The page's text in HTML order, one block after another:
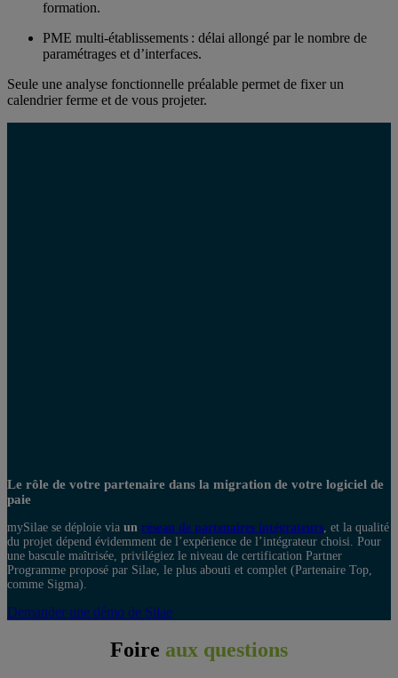
formation.
PME multi-établissements : délai allongé par le nombre de
paramétrages et d’interfaces.
Seule une analyse fonctionnelle préalable permet de fixer un
calendrier ferme et de vous projeter.
Le rôle de votre partenaire dans la migration de votre logiciel de
paie
mySilae se déploie via un réseau de partenaires intégrateurs , et la qualité
du projet dépend évidemment de l’expérience de l’intégrateur choisi. Pour
une bascule maîtrisée, privilégiez le niveau de certification Partner
Programme proposé par Silae, le plus abouti et complet (Partenaire Top,
comme Sigma).
Demander une démo de Silae
Foire aux questions